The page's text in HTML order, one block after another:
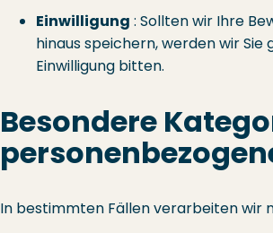
Einwilligung : Sollten wir Ihre
hinaus speichern, werden wir
Einwilligung bitten.
Besondere
In bestimmten Fällen verarbeiten wir